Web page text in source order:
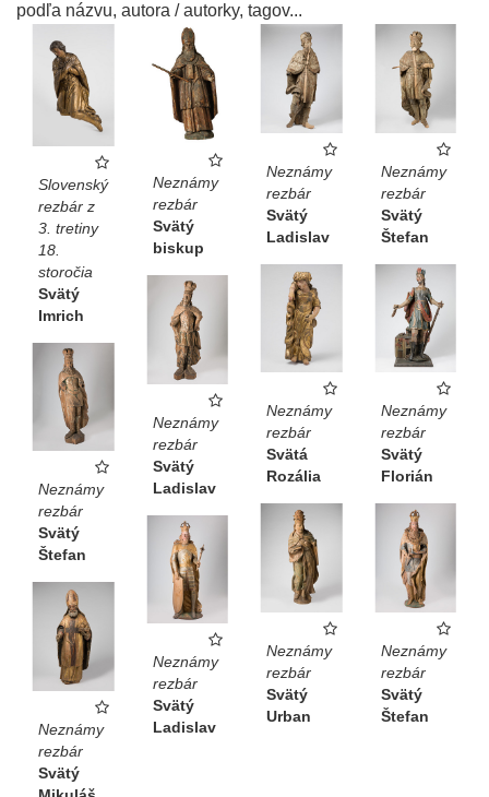
podľa názvu, autora / autorky, tagov...
Slovenský
rezbár z
3. tretiny
18.
storočia
Svätý
Imrich
Neznámy
rezbár
Svätý
biskup
Neznámy
rezbár
Svätý
Ladislav
Neznámy
rezbár
Svätý
Štefan
Neznámy
rezbár
Svätá
Rozália
Neznámy
rezbár
Svätý
Florián
Neznámy
rezbár
Svätý
Ladislav
Neznámy
rezbár
Svätý
Štefan
Neznámy
rezbár
Svätý
Urban
Neznámy
rezbár
Svätý
Štefan
Neznámy
rezbár
Svätý
Ladislav
Neznámy
rezbár
Svätý